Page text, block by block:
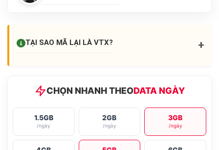
TẠI SAO MÃ LẠI LÀ VTX? +
CHỌN NHANH THEODATA NGÀY
1.5GB
/ngày
2GB
/ngày
3GB
/ngày